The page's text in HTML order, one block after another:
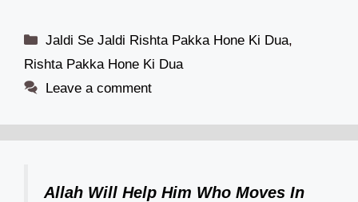
Categories
Jaldi Se Jaldi Rishta Pakka Hone Ki Dua,
Rishta Pakka Hone Ki Dua
Leave a comment
Allah Will Help Him Who Moves In